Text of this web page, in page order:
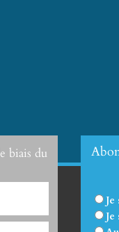
biais du
Je
Je